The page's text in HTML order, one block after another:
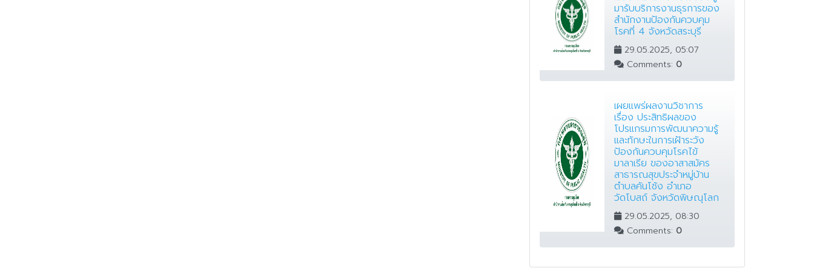
มารับบริการงานธุรการของ
สำนักงานป้องกันควบคุม
โรคที่ 4 จังหวัดสระบุรี
29.05.2025, 05:07
Comments: 0
เผยแพร่ผลงานวิชาการ
เรื่อง ประสิทธิผลของ
โปรแกรมการพัฒนาความรู้
และทักษะในการเฝ้าระวัง
ป้องกันควบคุมโรคไข้
มาลาเรีย ของอาสาสมัคร
สาธารณสุขประจำหมู่บ้าน
ตำบลคันโช้ง อำเภอ
วัดโบสถ์ จังหวัดพิษณุโลก
29.05.2025, 08:30
Comments: 0